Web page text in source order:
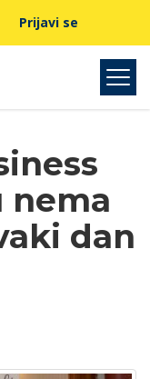
Prijavi se
nema
dan